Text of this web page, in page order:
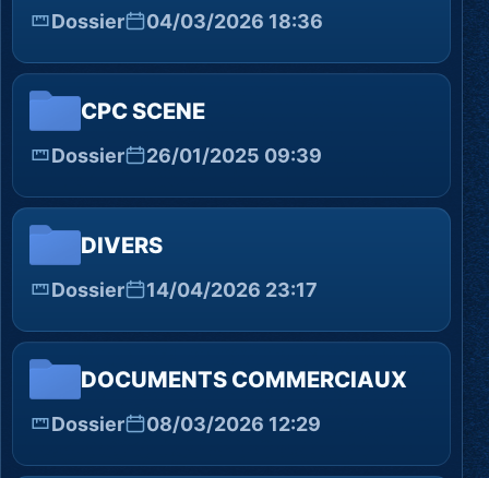
Dossier 04/03/2026 18:36
CPC SCENE
Dossier 26/01/2025 09:39
DIVERS
Dossier 14/04/2026 23:17
DOCUMENTS COMMERCIAUX
Dossier 08/03/2026 12:29